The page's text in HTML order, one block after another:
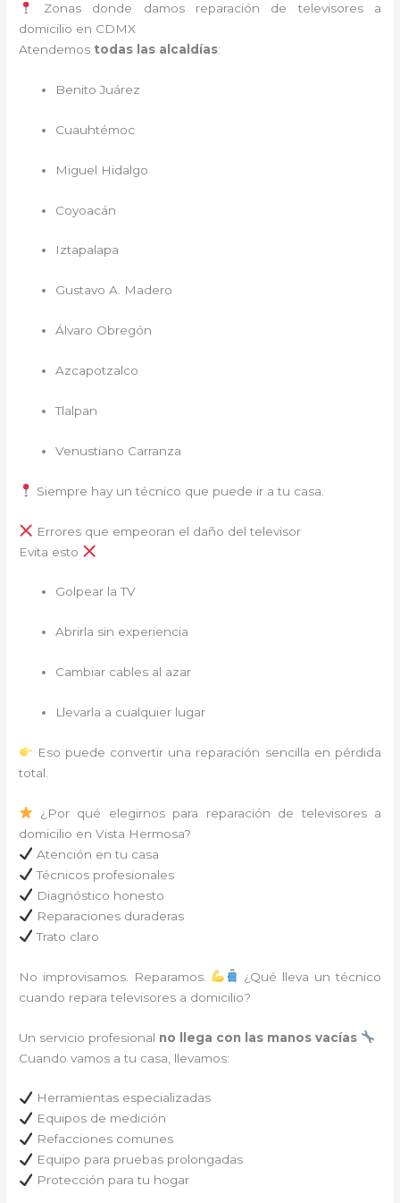
Zonas donde damos reparación de televisores a
domicilio en CDMX
Atendemos todas las alcaldías:
Benito Juárez
Cuauhtémoc
Miguel Hidalgo
Coyoacán
Iztapalapa
Gustavo A. Madero
Álvaro Obregón
Azcapotzalco
Tlalpan
Venustiano Carranza
Siempre hay un técnico que puede ir a tu casa.
Errores que empeoran el daño del televisor
Evita esto
Golpear la TV
Abrirla sin experiencia
Cambiar cables al azar
Llevarla a cualquier lugar
Eso puede convertir una reparación sencilla en pérdida
total.
¿Por qué elegirnos para reparación de televisores a
domicilio en Vista Hermosa?
Atención en tu casa
Técnicos profesionales
Diagnóstico honesto
Reparaciones duraderas
Trato claro
No improvisamos. Reparamos.
¿Qué lleva un técnico
cuando repara televisores a domicilio?
Un servicio profesional no llega con las manos vacías
Cuando vamos a tu casa, llevamos:
Herramientas especializadas
Equipos de medición
Refacciones comunes
Equipo para pruebas prolongadas
Protección para tu hogar